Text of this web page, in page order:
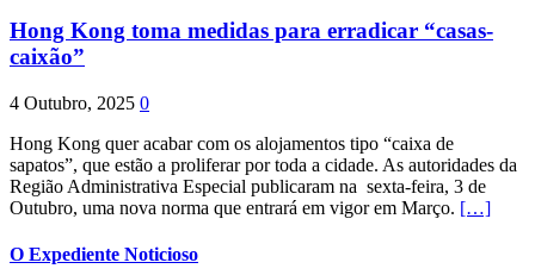
Hong Kong toma medidas para erradicar “casas-
caixão”
4 Outubro, 2025 0
Hong Kong quer acabar com os alojamentos tipo “caixa de
sapatos”, que estão a proliferar por toda a cidade. As autoridades da
Região Administrativa Especial publicaram na sexta-feira, 3 de
Outubro, uma nova norma que entrará em vigor em Março. […]
O Expediente Noticioso